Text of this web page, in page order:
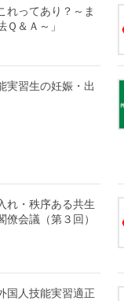
れってあり？～ま
＆Ａ～」
実習生の妊娠・出
れ・秩序ある共生
会議（第３回）
国人技能実習適正